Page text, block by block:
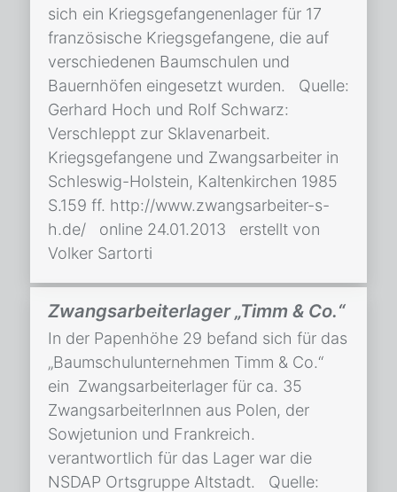
sich ein Kriegsgefangenenlager für 17
französische Kriegsgefangene, die auf
verschiedenen Baumschulen und
Bauernhöfen eingesetzt wurden. Quelle:
Gerhard Hoch und Rolf Schwarz:
Verschleppt zur Sklavenarbeit.
Kriegsgefangene und Zwangsarbeiter in
Schleswig-Holstein, Kaltenkirchen 1985
S.159 ff. http://www.zwangsarbeiter-s-
h.de/ online 24.01.2013 erstellt von
Volker Sartorti
Zwangsarbeiterlager „Timm & Co.“
In der Papenhöhe 29 befand sich für das
„Baumschulunternehmen Timm & Co.“
ein Zwangsarbeiterlager für ca. 35
ZwangsarbeiterInnen aus Polen, der
Sowjetunion und Frankreich.
verantwortlich für das Lager war die
NSDAP Ortsgruppe Altstadt. Quelle: